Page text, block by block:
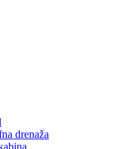
drenaža